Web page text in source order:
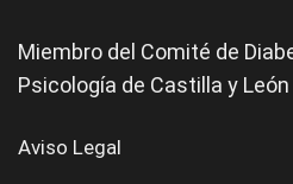
Miembro del Comité de
Psicología de Castilla y
Aviso Legal